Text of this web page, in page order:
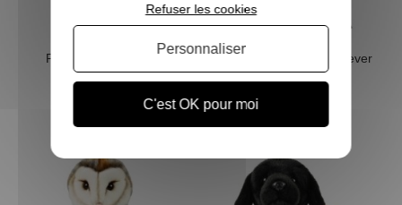
Pack découverte Petit
Peluche Labrador Retriever
C'est OK pour moi
Refuser les cookies
Personnaliser